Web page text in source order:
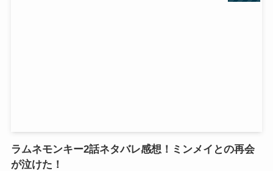
ラムネモンキー2話ネタバレ感想！ミンメイとの再会
が泣けた！